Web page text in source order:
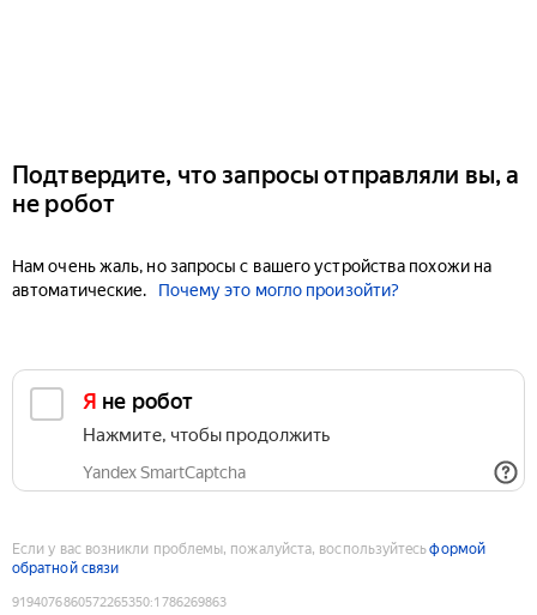
Подтвердите, что запросы отправляли вы, а
не робот
Нам очень жаль, но запросы с вашего устройства похожи на
автоматические.
Почему это могло произойти?
Я не робот
Нажмите, чтобы продолжить
Yandex SmartCaptcha
Если у вас возникли проблемы, пожалуйста, воспользуйтесьформой
обратной связи
9194076860572265350:1786269863